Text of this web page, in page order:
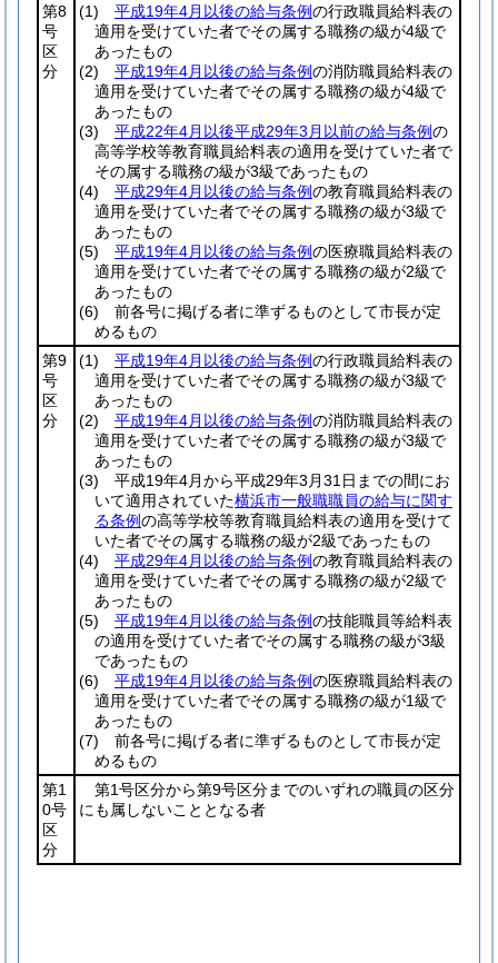
第8
号
区
分
(1) 平成19年4月以後の給与条例の行政職員給料表の
適用を受けていた者でその属する職務の級が4級で
あったもの
(2)
平成19年4月以後の給与条例の消防職員給料表の
適用を受けていた者でその属する職務の級が4級で
あったもの
(3)
平成22年4月以後平成29年3月以前の給与条例の
高等学校等教育職員給料表の適用を受けていた者で
その属する職務の級が3級であったもの
(4)
平成29年4月以後の給与条例の教育職員給料表の
適用を受けていた者でその属する職務の級が3級で
あったもの
(5)
平成19年4月以後の給与条例の医療職員給料表の
適用を受けていた者でその属する職務の級が2級で
あったもの
(6) 前各号に掲げる者に準ずるものとして市長が定
めるもの
第9
号
区
分
(1) 平成19年4月以後の給与条例の行政職員給料表の
適用を受けていた者でその属する職務の級が3級で
あったもの
(2)
平成19年4月以後の給与条例の消防職員給料表の
適用を受けていた者でその属する職務の級が3級で
あったもの
(3) 平成19年4月から平成29年3月31日までの間にお
いて適用されていた横浜市一般職職員の給与に関す
る条例の高等学校等教育職員給料表の適用を受けて
いた者でその属する職務の級が2級であったもの
(4)
平成29年4月以後の給与条例の教育職員給料表の
適用を受けていた者でその属する職務の級が2級で
あったもの
(5)
平成19年4月以後の給与条例の技能職員等給料表
の適用を受けていた者でその属する職務の級が3級
であったもの
(6)
平成19年4月以後の給与条例の医療職員給料表の
適用を受けていた者でその属する職務の級が1級で
あったもの
(7) 前各号に掲げる者に準ずるものとして市長が定
めるもの
第1
0号
区
分
第1号区分から第9号区分までのいずれの職員の区分
にも属しないこととなる者